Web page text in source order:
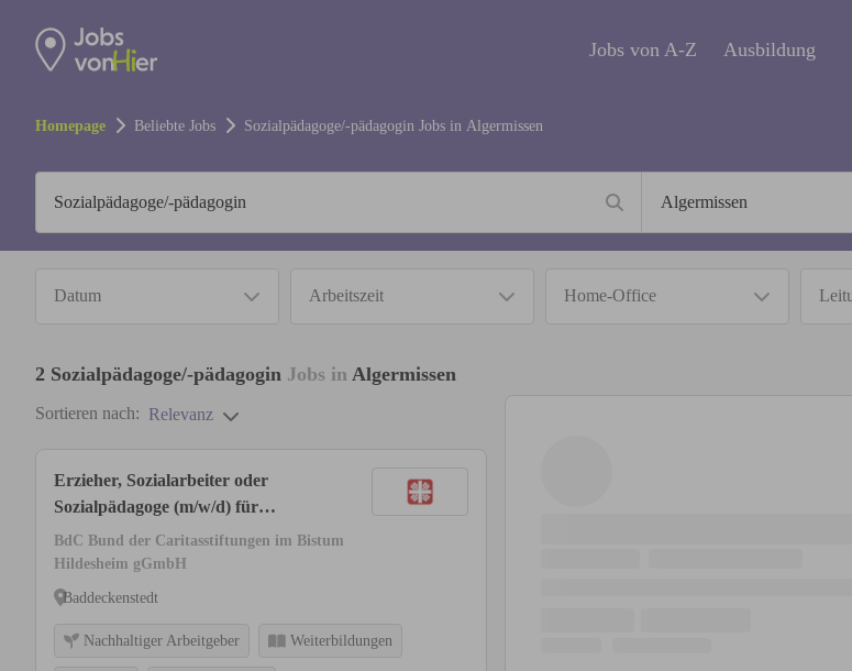
Jobs von A-Z Ausbildung
Homepage Beliebte Jobs Sozialpädagoge/-pädagogin Jobs in Algermissen
Datum Arbeitszeit Home-Office
2 Sozialpädagoge/-pädagogin Jobs in Algermissen
Sortieren nach: Relevanz
Erzieher, Sozialarbeiter oder
Sozialpädagoge (m/w/d) für
Jugendwohngruppe in Bad
Salzdetfurth
BdC Bund der Caritasstiftungen im Bistum
Hildesheim gGmbH
Baddeckenstedt
Nachhaltiger Arbeitgeber Weiterbildungen